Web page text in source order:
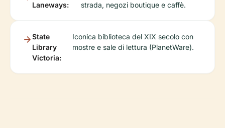
Laneways:
strada, negozi boutique e caffè.
State
Library
Victoria:
Iconica biblioteca del XIX secolo con
mostre e sale di lettura (PlanetWare).